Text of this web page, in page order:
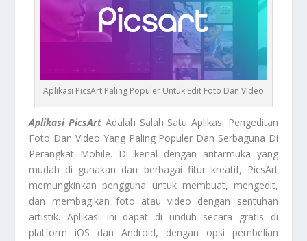
Aplikasi PicsArt Paling Populer Untuk Edit Foto Dan Video
Aplikasi PicsArt Adalah Salah Satu Aplikasi Pengeditan
Foto Dan Video Yang Paling Populer Dan Serbaguna Di
Perangkat Mobile. Di kenal dengan antarmuka yang
mudah di gunakan dan berbagai fitur kreatif, PicsArt
memungkinkan pengguna untuk membuat, mengedit,
dan membagikan foto atau video dengan sentuhan
artistik. Aplikasi ini dapat di unduh secara gratis di
platform iOS dan Android, dengan opsi pembelian